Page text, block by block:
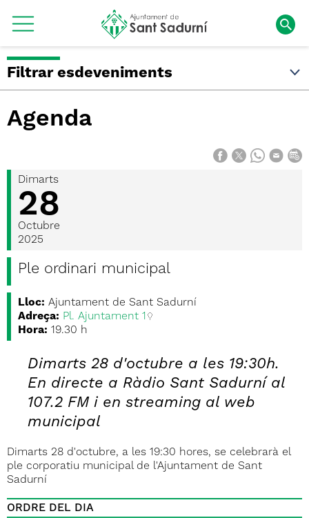
Filtrar esdeveniments
Agenda
Dimarts
28
Octubre
2025
Ple ordinari municipal
Lloc: Ajuntament de Sant Sadurní
Adreça: Pl. Ajuntament 1
Hora: 19.30 h
Dimarts 28 d'octubre a les 19:30h.
En directe a Ràdio Sant Sadurní al
107.2 FM i en streaming al web
municipal
Dimarts 28 d'octubre, a les 19:30 hores, se celebrarà el
ple corporatiu municipal de l'Ajuntament de Sant
Sadurní
ORDRE DEL DIA